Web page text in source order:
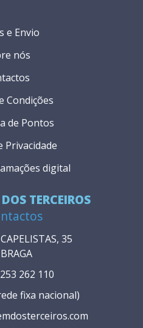
TERCEIROS
35
262 110
fixa nacional)
e Envio
nós
Condições
de Pontos
Privacidade
digital